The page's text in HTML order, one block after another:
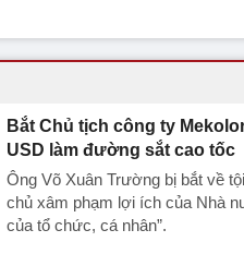
Bắt Chủ tịch công ty
USD làm đường sắt cao tốc
Ông Võ Xuân Trường bị bắt về
chủ xâm phạm lợi ích của Nhà
của tổ chức, cá nhân”.